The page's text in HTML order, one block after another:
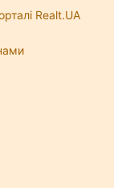
Realt.UA